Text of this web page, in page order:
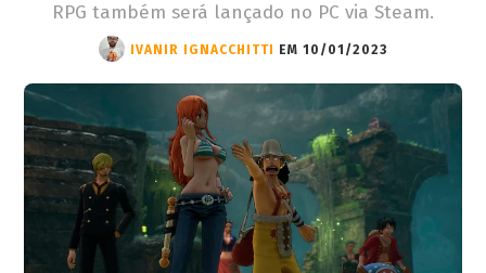
RPG também será lançado no PC via Steam.
IVANIR IGNACCHITTI EM 10/01/2023